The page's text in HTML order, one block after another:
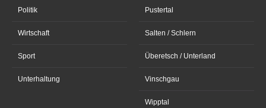
Politik
Wirtschaft
Sport
Unterhaltung
Pustertal
Salten / Schlern
Überetsch / Unterland
Vinschgau
Wipptal